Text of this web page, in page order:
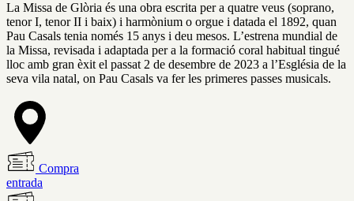
La Missa de Glòria és una obra escrita per a quatre veus (soprano,
tenor I, tenor II i baix) i harmònium o orgue i datada el 1892, quan
Pau Casals tenia només 15 anys i deu mesos. L’estrena mundial de
la Missa, revisada i adaptada per a la formació coral habitual tingué
lloc amb gran èxit el passat 2 de desembre de 2023 a l’Església de la
seva vila natal, on Pau Casals va fer les primeres passes musicals.
Compra
entrada